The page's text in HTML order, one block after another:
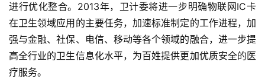
进行优化整合。2013年，卫计委将进一步明确物联网IC卡
在卫生领域应用的主要任务，加速标准制定的工作进程，加
强与金融、社保、电信、移动等各个领域的融合，进一步提
高全行业的卫生信息化水平，为百姓提供更加优质安全的医
疗服务。